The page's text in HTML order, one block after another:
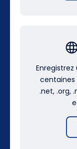
centaines
.net, .org,